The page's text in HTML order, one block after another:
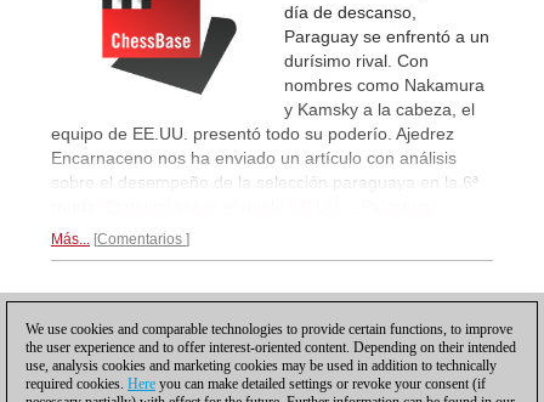
día de descanso,
Paraguay se enfrentó a un
durísimo rival. Con
nombres como Nakamura
y Kamsky a la cabeza, el
equipo de EE.UU. presentó todo su poderío. Ajedrez
Encarnaceno nos ha enviado un artículo con análisis
sobre el desempeño de la selección paraguaya en la 6ª
Más... Comentarios
Posting: 15 - 28
Desplácese hacia abajo para recargar más
We use cookies and comparable technologies to provide certain functions, to improve
the user experience and to offer interest-oriented content. Depending on their intended
use, analysis cookies and marketing cookies may be used in addition to technically
required cookies. Here you can make detailed settings or revoke your consent (if